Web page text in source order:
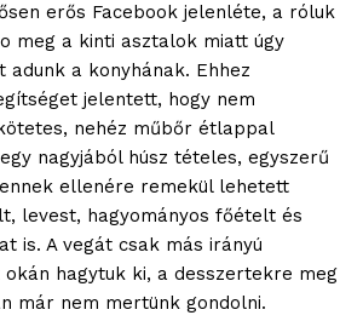
erős Facebook jelenléte, a róluk
meg a kinti asztalok miatt úgy
adunk a konyhának. Ehhez
jelentett, hogy nem
nehéz műbőr étlappal
nagyjából húsz tételes, egyszerű
ellenére remekül lehetett
levest, hagyományos főételt és
is. A vegát csak más irányú
hagytuk ki, a desszertekre meg
már nem mertünk gondolni.